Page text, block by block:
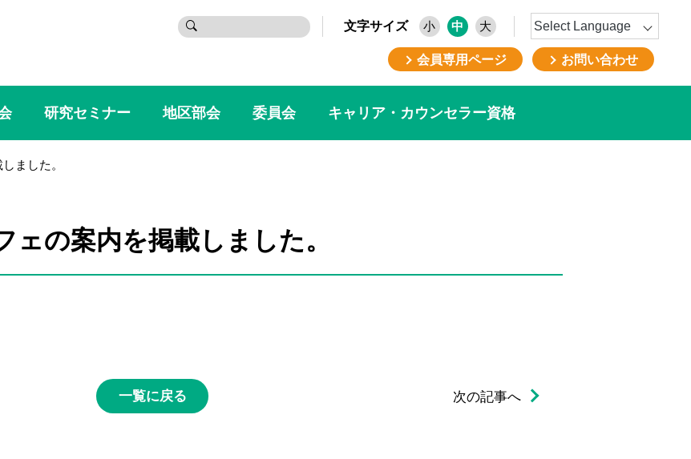
検
文字サイズ 小 中 大
会員専用ページ お問い合わせ
研究セミナー 地区部会 委員会 キャリア・カウンセラー資格
ました。
の案内を掲載しました。
次の記事へ
一覧に戻る